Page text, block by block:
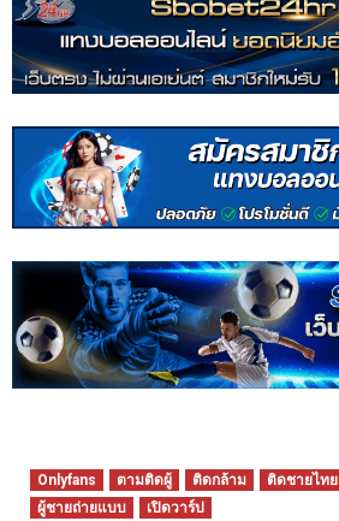
Onlyfans ตามติดผู้ ติดกล้าม ติดชายไทย
ผู้ชายถ่ายแบบ
เปิดวาร์ป